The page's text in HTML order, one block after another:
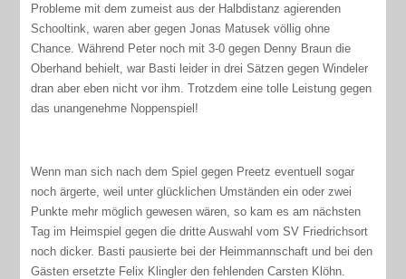
Probleme mit dem zumeist aus der Halbdistanz agierenden
Schooltink, waren aber gegen Jonas Matusek völlig ohne
Chance. Während Peter noch mit 3-0 gegen Denny Braun die
Oberhand behielt, war Basti leider in drei Sätzen gegen Windeler
dran aber eben nicht vor ihm. Trotzdem eine tolle Leistung gegen
das unangenehme Noppenspiel!
Wenn man sich nach dem Spiel gegen Preetz eventuell sogar
noch ärgerte, weil unter glücklichen Umständen ein oder zwei
Punkte mehr möglich gewesen wären, so kam es am nächsten
Tag im Heimspiel gegen die dritte Auswahl vom SV Friedrichsort
noch dicker. Basti pausierte bei der Heimmannschaft und bei den
Gästen ersetzte Felix Klingler den fehlenden Carsten Klöhn.